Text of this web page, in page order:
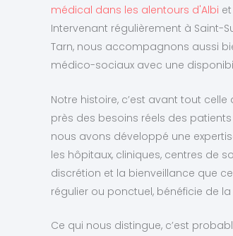
médical dans les alentours d'Albi
Intervenant régulièrement à Saint-
Tarn, nous accompagnons aussi
médico-sociaux avec une
Notre histoire, c’est avant tout
près des besoins réels des
nous avons développé une
les hôpitaux, cliniques, centres de
discrétion et la bienveillance que
régulier ou ponctuel, bénéficie de
Ce qui nous distingue, c’est